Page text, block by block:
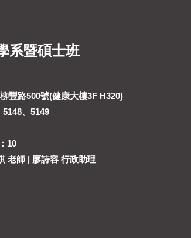
系暨碩士班
豐路500號(健康大樓3F H320)
、5149
10
老師 | 廖詩容 行政助理